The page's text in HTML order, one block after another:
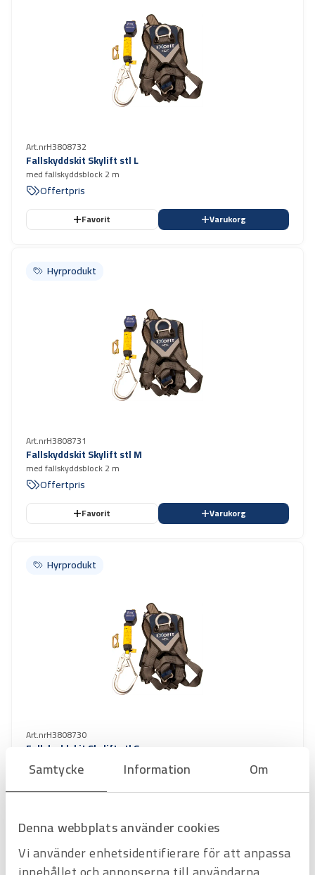
Samtycke Information Om
Denna webbplats använder cookies
Vi använder enhetsidentifierare för att anpassa
Art.nrH3808732
Fallskyddskit Skylift stl L
med fallskyddsblock 2 m
Offertpris
Favorit Varukorg
Hyrprodukt
Hyrprodukt
Art.nrH3808731
Fallskyddskit Skylift stl M
med fallskyddsblock 2 m
Offertpris
Favorit Varukorg
Hyrprodukt
Hyrprodukt
Art.nrH3808730
Fallskyddskit Skylift stl S
med fallskyddsblock 2 m
Offertpris
Hyrprodukt
Hyrprodukt